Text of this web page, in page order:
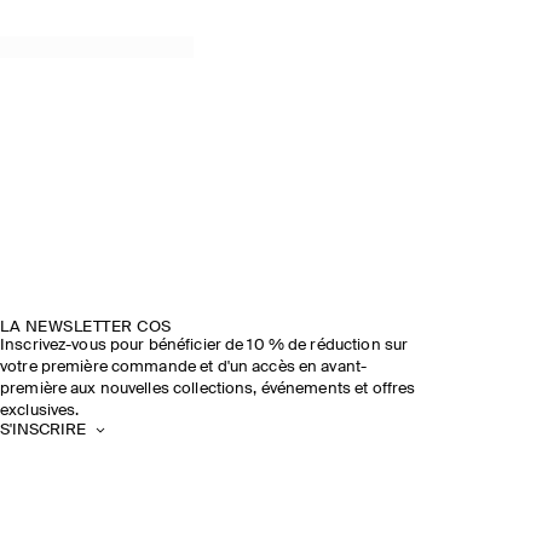
LA NEWSLETTER COS
Inscrivez-vous pour bénéficier de 10 % de réduction sur
votre première commande et d'un accès en avant-
première aux nouvelles collections, événements et offres
exclusives.
S'INSCRIRE